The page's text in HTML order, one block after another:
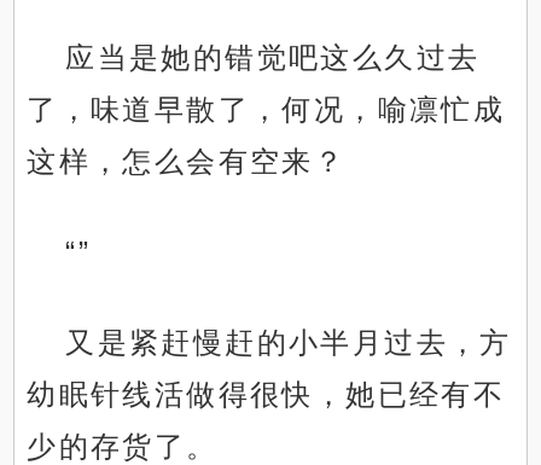
应当是她的错觉吧这么久过去
了，味道早散了，何况，喻凛忙成
这样，怎么会有空来？
“”
又是紧赶慢赶的小半月过去，方
幼眠针线活做得很快，她已经有不
少的存货了。